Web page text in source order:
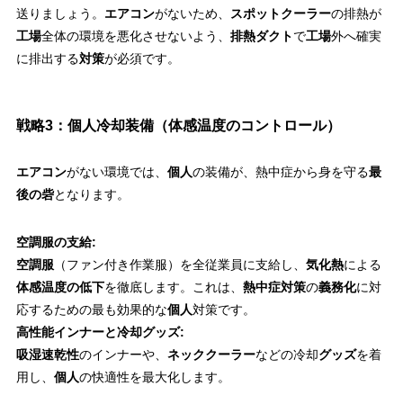
送りましょう。 エアコンがないため、 スポットクーラーの排熱が
工場全体の環境を悪化させないよう、 排熱ダクトで工場外へ確実
に排出する対策が必須です。
戦略3：個人冷却装備（体感温度のコントロール）
エアコンがない環境では、 個人の装備が、熱中症から身を守る最
後の砦となります。
空調服の支給:
空調服 （ファン付き作業服）を全従業員に支給し、 気化熱による
体感温度の低下を徹底します。これは、 熱中症対策の義務化に対
応するための最も効果的な個人対策です。
高性能インナーと冷却グッズ:
吸湿速乾性のインナーや、 ネッククーラーなどの冷却グッズを着
用し、 個人の快適性を最大化します。